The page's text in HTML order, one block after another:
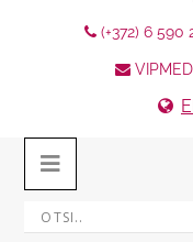
(+372) 6 590